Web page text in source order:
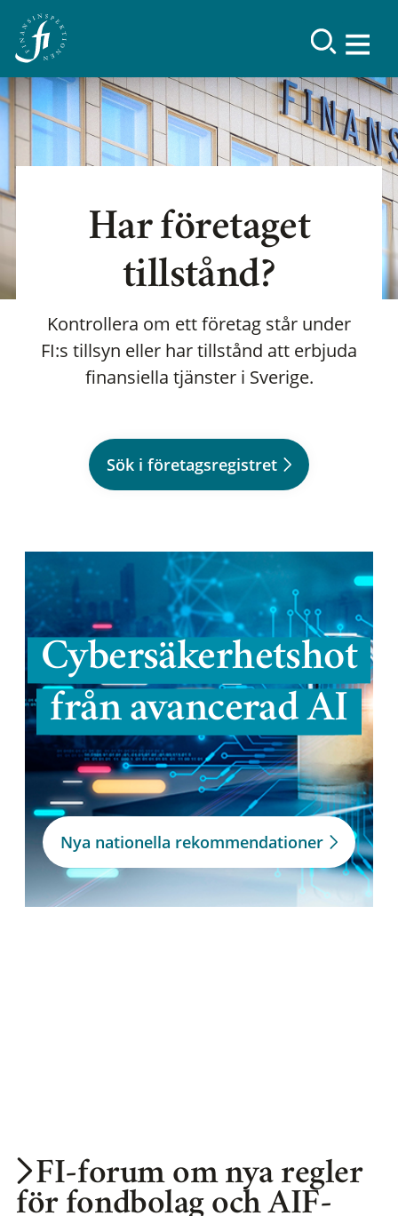
Har företaget
tillstånd?
Kontrollera om ett företag står under
FI:s tillsyn eller har tillstånd att erbjuda
finansiella tjänster i Sverige.
Sök i företagsregistret
Cybersäkerhetshot
från avancerad AI
Nya nationella rekommendationer
FI-forum om nya regler
för fondbolag och AIF-